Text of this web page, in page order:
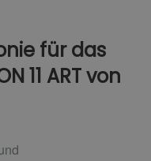
für das
11 ART von